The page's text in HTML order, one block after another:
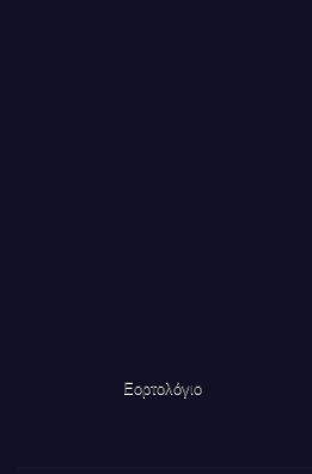
Εορτολόγιο